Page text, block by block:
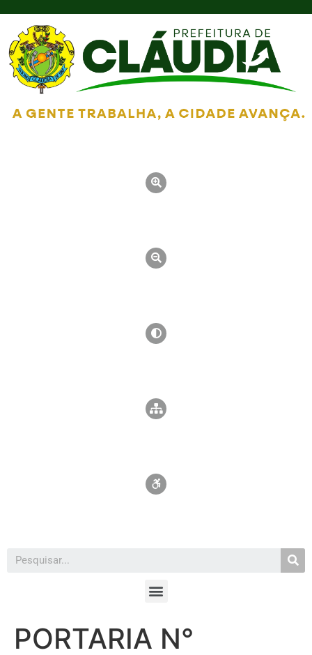
PORTARIA N°